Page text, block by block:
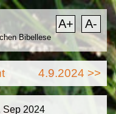
A+ A-
Bibellese
4.9.2024 >>
Sep 2024